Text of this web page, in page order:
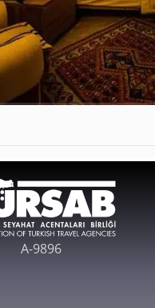
A-9896